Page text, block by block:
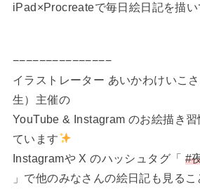
iPad×Procreateで毎日絵日記を描い
−−−−−−−−−−−−−−−
イラストレーター あいかわけいこ
生）主催の
YouTube & Instagram のお絵描き
ています
Instagramや X のハッシュタグ「 #
」で他のみなさんの絵日記も見るこ